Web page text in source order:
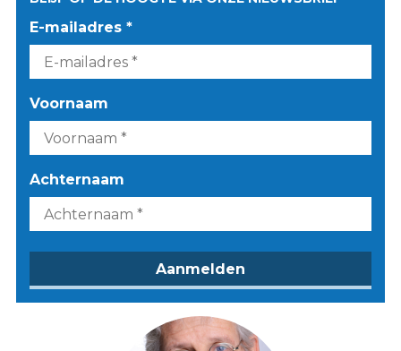
E-mailadres *
Voornaam
Achternaam